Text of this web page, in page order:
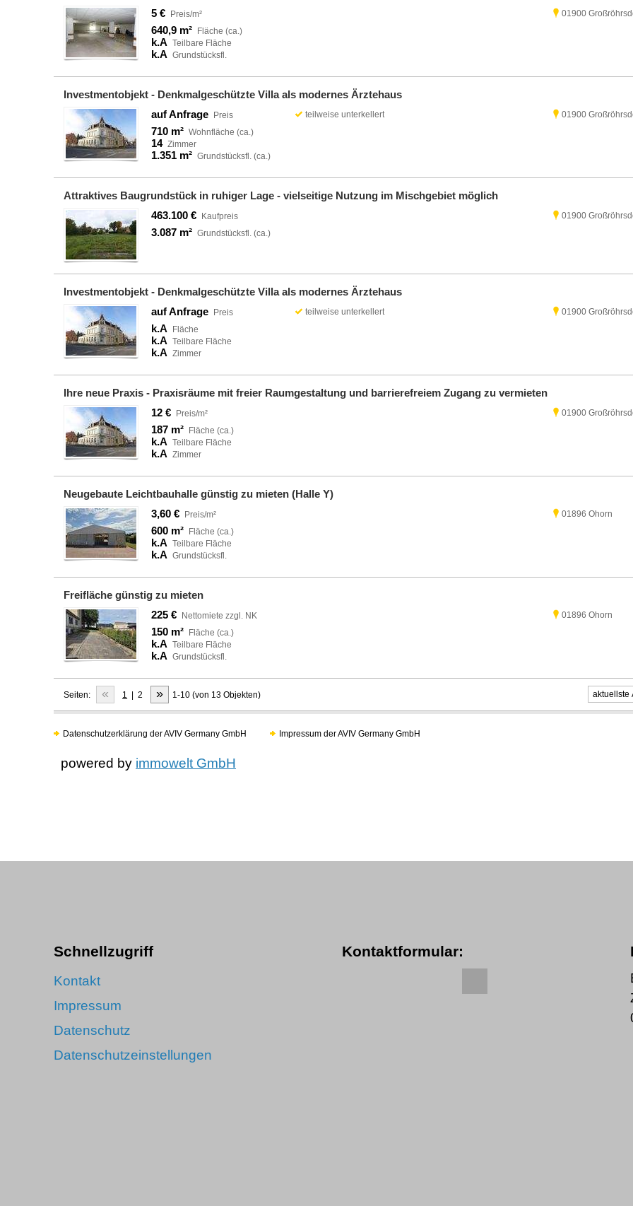
5 € Preis/m²
640,9 m² Fläche (ca.)
k.A Teilbare Fläche
k.A Grundstücksfl.
01900
Investmentobjekt - Denkmalgeschützte Villa als modernes Ärztehaus
auf Anfrage Preis
710 m² Wohnfläche (ca.)
14 Zimmer
1.351 m² Grundstücksfl. (ca.)
teilweise unterkellert 01900
Attraktives Baugrundstück in ruhiger Lage - vielseitige Nutzung im Mischgebiet möglich
463.100 € Kaufpreis
3.087 m² Grundstücksfl. (ca.)
01900
Investmentobjekt - Denkmalgeschützte Villa als modernes Ärztehaus
auf Anfrage Preis
k.A Fläche
k.A Teilbare Fläche
k.A Zimmer
teilweise unterkellert 01900
Ihre neue Praxis - Praxisräume mit freier Raumgestaltung und barrierefreiem Zugang zu vermieten
12 € Preis/m²
187 m² Fläche (ca.)
k.A Teilbare Fläche
k.A Zimmer
01900
Neugebaute Leichtbauhalle günstig zu mieten (Halle Y)
3,60 € Preis/m²
600 m² Fläche (ca.)
k.A Teilbare Fläche
k.A Grundstücksfl.
01896 Ohorn
Freifläche günstig zu mieten
225 € Nettomiete zzgl. NK
150 m² Fläche (ca.)
k.A Teilbare Fläche
k.A Grundstücksfl.
01896 Ohorn
Seiten: « 1 |2 » 1-10 (von 13 Objekten)
Datenschutzerklärung der AVIV Germany GmbH Impressum der AVIV Germany GmbH
powered by immowelt GmbH
Schnellzugriff
Kontakt
Impressum
Datenschutz
Datenschutzeinstellungen
Kontaktformular: